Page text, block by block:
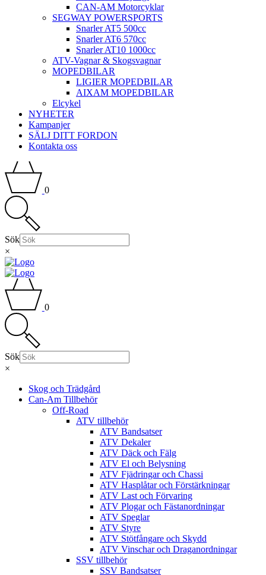
CAN-AM Motorcyklar
SEGWAY POWERSPORTS
Snarler AT5 500cc
Snarler AT6 570cc
Snarler AT10 1000cc
ATV-Vagnar & Skogsvagnar
MOPEDBILAR
LIGIER MOPEDBILAR
AIXAM MOPEDBILAR
Elcykel
NYHETER
Kampanjer
SÄLJ DITT FORDON
Kontakta oss
0
Sök
×
0
Sök
×
Skog och Trädgård
Can-Am Tillbehör
Off-Road
ATV tillbehör
ATV Bandsatser
ATV Dekaler
ATV Däck och Fälg
ATV El och Belysning
ATV Fjädringar och Chassi
ATV Hasplåtar och Förstärkningar
ATV Last och Förvaring
ATV Plogar och Fästanordningar
ATV Speglar
ATV Styre
ATV Stötfångare och Skydd
ATV Vinschar och Draganordningar
SSV tillbehör
SSV Bandsatser